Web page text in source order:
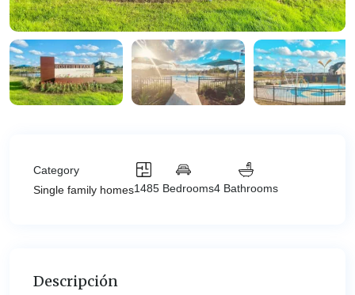
Category
Single family homes1485 Bedrooms4 Bathrooms
Descripción